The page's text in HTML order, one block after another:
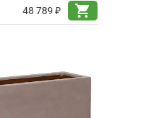
48 789 ₽
shopping_cart